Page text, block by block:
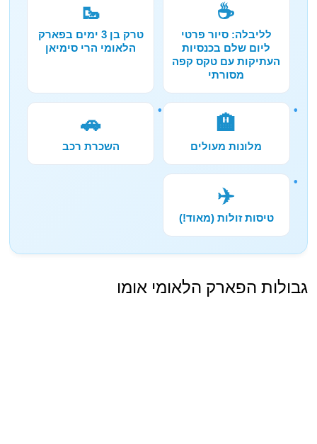
☕
לליבלה: סיור פרטי
ליום שלם בכנסיות
העתיקות עם טקס קפה
מסורתי
🥾
טרק בן 3 ימים בפארק
הלאומי הרי סימיאן
🏨
מלונות מעולים
🚗
השכרת רכב
✈️
טיסות זולות (מאוד!)
גבולות הפארק הלאומי אומו